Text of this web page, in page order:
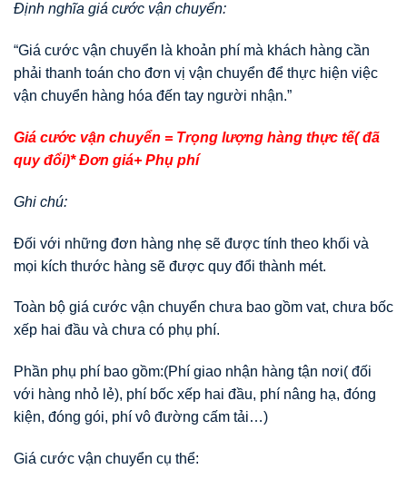
Định nghĩa giá cước vận chuyển:
“Giá cước vận chuyển là khoản phí mà khách hàng cần
phải thanh toán cho đơn vị vận chuyển để thực hiện việc
vận chuyển hàng hóa đến tay người nhận.”
Giá cước vận chuyển = Trọng lượng hàng thực tế( đã
quy đổi)* Đơn giá+ Phụ phí
Ghi chú:
Đối với những đơn hàng nhẹ sẽ được tính theo khối và
mọi kích thước hàng sẽ được quy đổi thành mét.
Toàn bộ giá cước vận chuyển chưa bao gồm vat, chưa bốc
xếp hai đầu và chưa có phụ phí.
Phần phụ phí bao gồm:(Phí giao nhận hàng tận nơi( đối
với hàng nhỏ lẻ), phí bốc xếp hai đầu, phí nâng hạ, đóng
kiện, đóng gói, phí vô đường cấm tải…)
Giá cước vận chuyển cụ thể: